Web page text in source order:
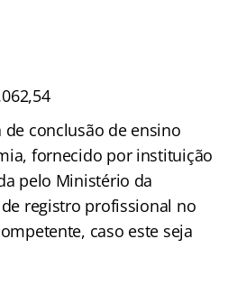
de conclusão de ensino
fornecido por instituição
pelo Ministério da
registro profissional no
caso este seja